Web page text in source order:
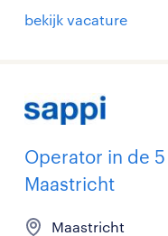
bekijk vacature
Operator in de
Maastricht
Maastricht